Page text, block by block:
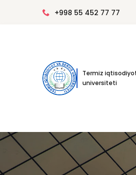
+998 55 452 77 77
Termiz
universiteti